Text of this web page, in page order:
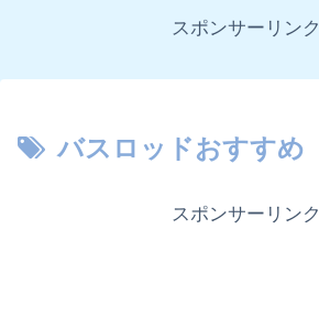
スポンサーリンク
バスロッドおすすめ
スポンサーリンク